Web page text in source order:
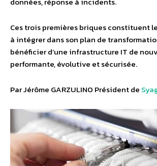
Ces trois premières briques constituent
à intégrer dans son plan de
bénéficier d’une infrastructure IT de
performante, évolutive et sécurisée.
Par Jérôme GARZULINO Président de